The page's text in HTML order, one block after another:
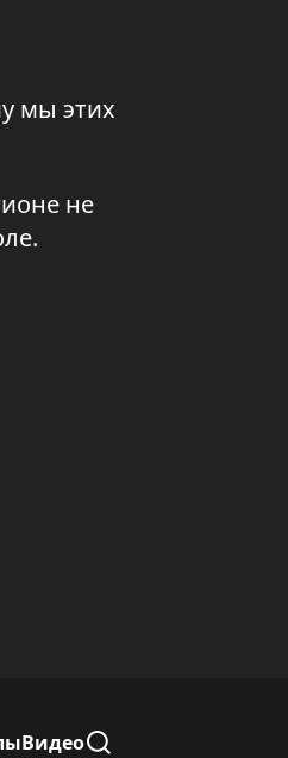
мы этих
не
Видео